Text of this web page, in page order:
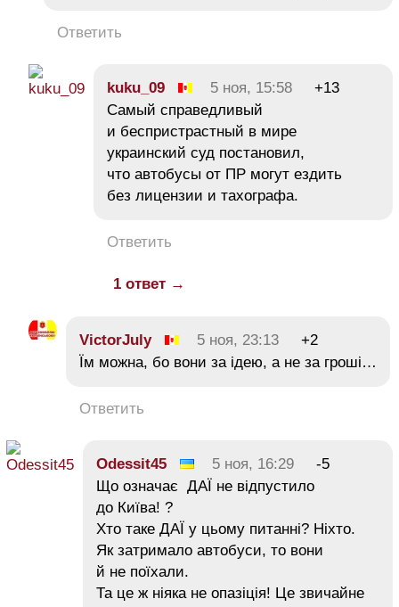
Ответить
kuku_09 5 ноя, 15:58
+13
Самый справедливый
и беспристрастный в мире
украинский суд постановил,
что автобусы от ПР могут ездить
без лицензии и тахографа.
Ответить
1 ответ →
VictorJuly 5 ноя, 23:13
+2
Їм можна, бо вони за ідею, а не за гроші…
Ответить
Odessit45 5 ноя, 16:29
-5
Що означає ДАЇ не відпустило
до Київа! ?
Хто таке ДАЇ у цьому питанні? Ніхто.
Як затримало автобуси, то вони
й не поїхали.
Та це ж ніяка не опазіція! Це звичайне